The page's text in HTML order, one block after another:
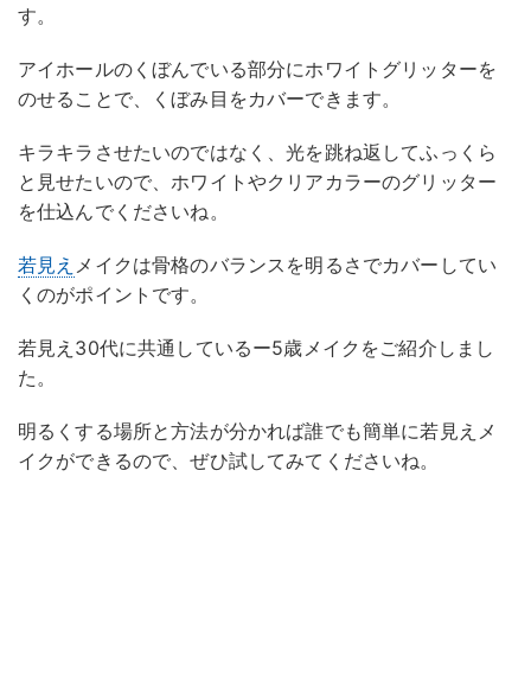
す。
アイホールのくぼんでいる部分にホワイトグリッターを
のせることで、くぼみ目をカバーできます。
キラキラさせたいのではなく、光を跳ね返してふっくら
と見せたいので、ホワイトやクリアカラーのグリッター
を仕込んでくださいね。
若見え メイクは骨格のバランスを明るさでカバーしてい
くのがポイントです。
若見え30代に共通しているー5歳メイクをご紹介しまし
た。
明るくする場所と方法が分かれば誰でも簡単に若見えメ
イクができるので、ぜひ試してみてくださいね。